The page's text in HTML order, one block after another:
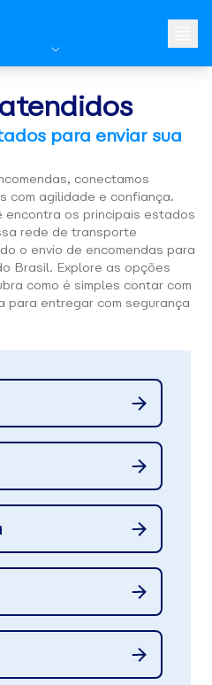
para enviar sua
conectamos
com agilidade e confiança.
encontra os principais estados
rede de transporte
o envio de encomendas para
Brasil. Explore as opções
como é simples contar com
para entregar com segurança